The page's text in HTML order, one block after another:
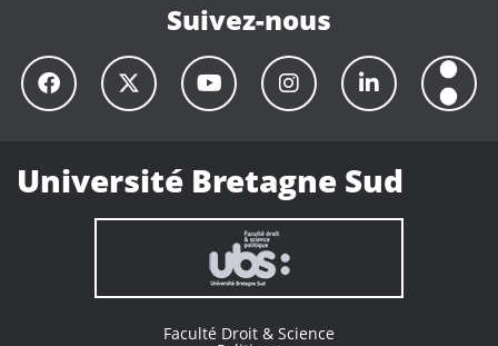
Suivez-nous
Université Bretagne Sud
Faculté Droit & Science